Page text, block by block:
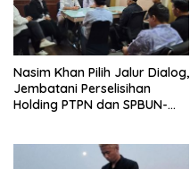
Nasim Khan Pilih Jalur Dialog,
Jembatani Perselisihan
Holding PTPN dan SPBUN-